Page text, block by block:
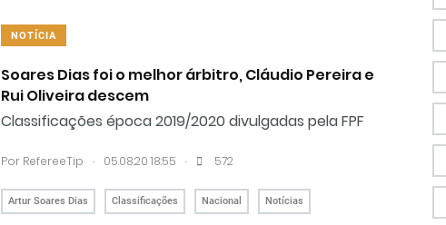
NOTÍCIA
Soares Dias foi o melhor árbitro, Cláudio Pereira e
Rui Oliveira descem
Classificações época 2019/2020 divulgadas pela FPF
Por RefereeTip . 05.08.20 18:55 . 572
Artur Soares Dias Classificações Nacional Notícias